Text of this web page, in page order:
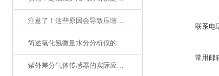
注意了！这些原因会导致压缩空气水露点分析仪出口露点不合格
简述氯化氢微量水分分析仪的规范操作流程
紫外差分气体传感器的实际应用分享
联系电
常用邮